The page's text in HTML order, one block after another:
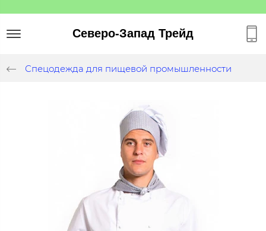
Северо-Запад Трейд
Спецодежда для пищевой промышленности